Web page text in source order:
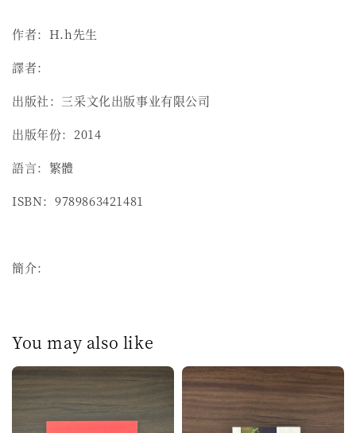
作者：H.h先生
譯者：
出版社：三采文化出版事业有限公司
出版年份：2014
語言：繁體
ISBN：9789863421481
簡介：
You may also like